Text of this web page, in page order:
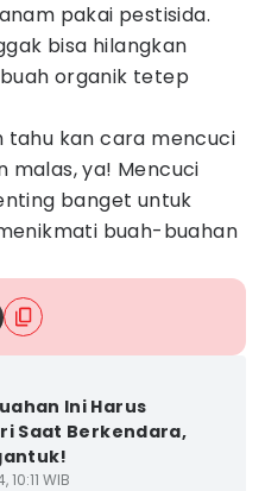
pakai pestisida.
bisa hilangkan
organik tetep
tahu kan cara mencuci
malas, ya! Mencuci
banget untuk
buah-buahan
Ini Harus
Saat Berkendara,
10:11 WIB